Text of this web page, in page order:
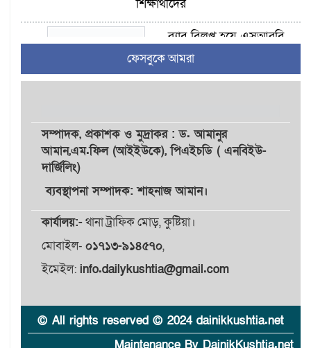
শিক্ষার্থীদের
৪
র‍্যাব বিলুপ্ত হয়ে এসআরবি,
থাকছে নাগরিক অভিযোগের
আহমেদ রাজুর ওপর সশস্ত্র
হামলা, গুরুতর আহত
নিক্ষেপকারীরা ‘জারজ সন্তান’:
আমির হামজা
ইসলামী বিশ্ববিদ্যালয়র ৪৪
শিক্ষককে ঘিরে দেশব্যাপী গোপন
তৎপরতার অভিযোগ/ তদন্তে
গঠিত হলো উচ্চপর্যায়ের কমিটি
৮
মাত্র ৯১ টন ভারতীয় মরিচেই
ভেঙে পড়ল বাজার/৪০০ টাকা
ফেসবুকে আমরা
সম্পাদক, প্রকাশকওমুদ্রাকর: ড. আমানুর
আমান,এম.ফিল (আইইউকে), পিএইচডি ( এনবিইউ-
দার্জিলিং)
ব্যবস্থাপনা সম্পাদক: শাহনাজ আমান।
কার্যালয়:-থানা ট্রাফিক মোড়, কুষ্টিয়া।
মোবাইল- ০১৭১৩-৯১৪৫৭০,
ইমেইল: info.dailykushtia@gmail.com
© All rights reserved © 2024 dainikkushtia.net